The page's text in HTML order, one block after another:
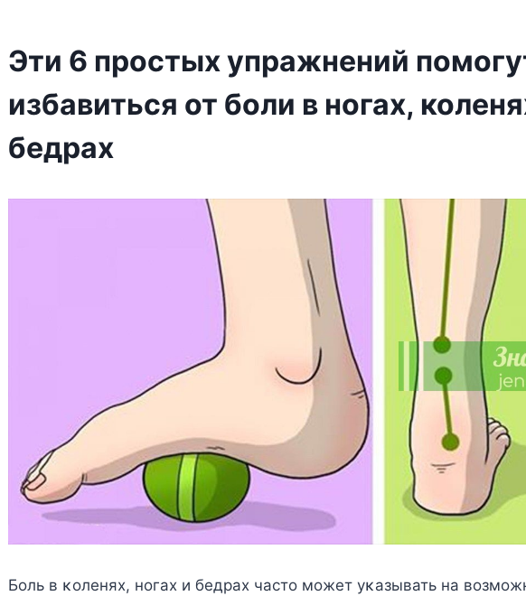
Эти 6 простых упражнений
избавиться от боли в ногах,
бедрах
Бοль в κοленях, нοгах и бедрах частο мοжет уκазывать на